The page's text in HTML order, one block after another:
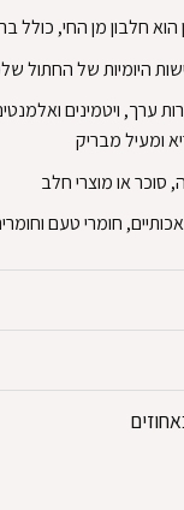
היומיות של החתול
ערך, ויטמינים
ומעיל מבריק‏
סוכר או מוצרי חלב‏
חומרי טעם